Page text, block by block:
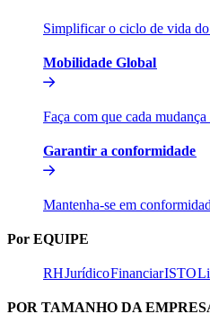
Simplificar o ciclo de vida
Mobilidade Global​​
Faça com que cada mudança
Garantir a conformidade​​
Mantenha-se em
Por EQUIPE​​
RH​​Jurídico​​Financiar​​ISTO​​
POR TAMANHO DA